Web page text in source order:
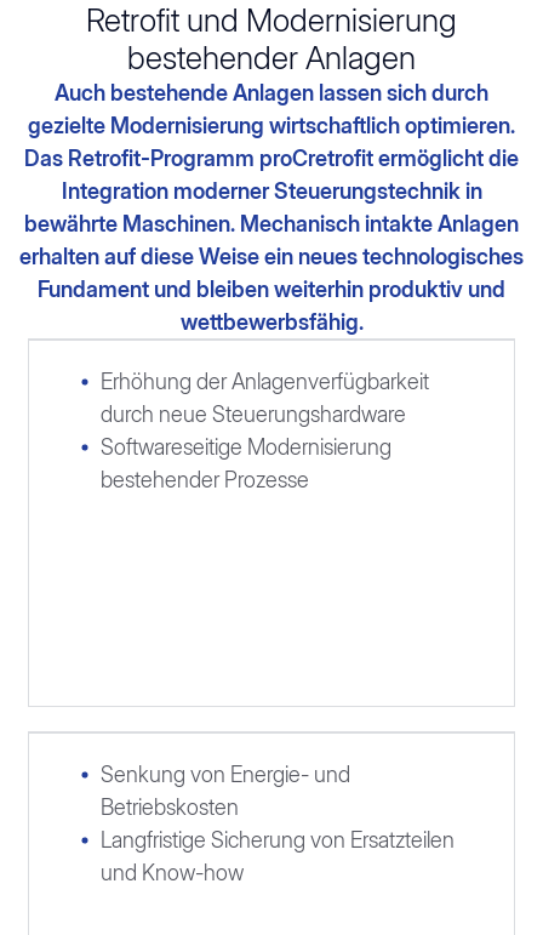
Retrofit und Modernisierung
bestehender Anlagen
Auch bestehende Anlagen lassen sich durch
gezielte Modernisierung wirtschaftlich optimieren.
Das Retrofit-Programm proCretrofit ermöglicht die
Integration moderner Steuerungstechnik in
bewährte Maschinen. Mechanisch intakte Anlagen
erhalten auf diese Weise ein neues technologisches
Fundament und bleiben weiterhin produktiv und
wettbewerbsfähig.
Erhöhung der Anlagenverfügbarkeit
durch neue Steuerungshardware
Softwareseitige Modernisierung
bestehender Prozesse
Senkung von Energie- und
Betriebskosten
Langfristige Sicherung von Ersatzteilen
und Know-how